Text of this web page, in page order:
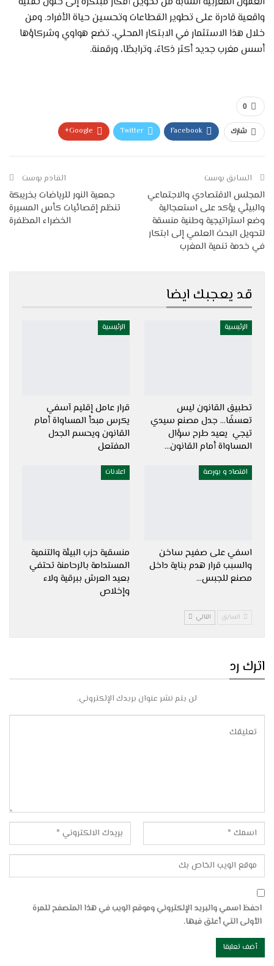
واقعية قادرة على تطوير القطاعات وتحسين حياة الأفراد. ومن
خلال هذا الاستثمار في الابتكار المحلي، تضع هواوي وشركاؤها
أسس مغرب جديد أكثر ذكاءً، وترابطًا، ورقمنة.
0
شارك Facebook
Twitter
Google+
السابق بوست
المجلس الاقتصادي والاجتماعي
والبيئي يؤكد على استعجالية
وضع استراتيجية وطنية منسقة
لتحويل البحث العلمي إلى ابتكار
في خدمة تنمية المغرب
القادم بوست
جمعية النور للرياضات بخريبكة
تنظم إقصائيات كأس المسيرة
الخضراء المظفرة
قد يعجبك ايضا
الرئيسية
تطبيق القانون ليس
تعسفًا… جدل مصنع سيدي
تيجي يعيد طرح سؤال
المساواة أمام القانون…
الرئيسية
قرار عامل إقليم آسفي
يكرس مبدأ المساواة أمام
القانون ويحسم الجدل
المفتعل
اقتصاد و بورصة
اسفي على صفيح ساخن
والسبب قرار هدم بناية داخل
مصنع للجبس…
اعلانات
منسقية حزب البيئة والتنمية
المستدامة بالرحامنة تحتفي
بعيد العرش ببرقية ولاء
وإخلاص
السابق التالي
اترك رد
لن يتم نشر عنوان بريدك الإلكتروني.
احفظ اسمي والبريد الإلكتروني وموقع الويب في هذا المتصفح للمرة
الأولى التي أعلق فيها.